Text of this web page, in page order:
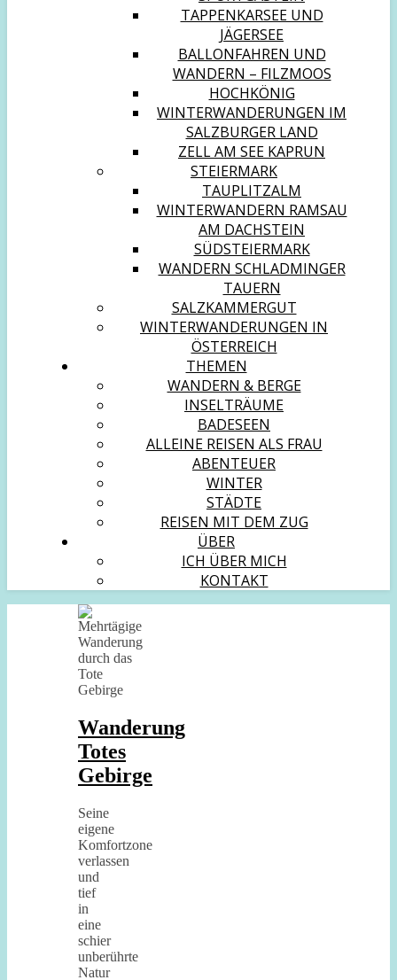
TAPPENKARSEE UND
JÄGERSEE
BALLONFAHREN UND
WANDERN – FILZMOOS
HOCHKÖNIG
WINTERWANDERUNGEN IM
SALZBURGER LAND
ZELL AM SEE KAPRUN
STEIERMARK
TAUPLITZALM
WINTERWANDERN RAMSAU
AM DACHSTEIN
SÜDSTEIERMARK
WANDERN SCHLADMINGER
TAUERN
SALZKAMMERGUT
WINTERWANDERUNGEN IN
ÖSTERREICH
THEMEN
WANDERN & BERGE
INSELTRÄUME
BADESEEN
ALLEINE REISEN ALS FRAU
ABENTEUER
WINTER
STÄDTE
REISEN MIT DEM ZUG
ÜBER
ICH ÜBER MICH
KONTAKT
Wanderung
Totes
Gebirge
Seine
eigene
Komfortzone
verlassen
und
tief
in
eine
schier
unberührte
Natur